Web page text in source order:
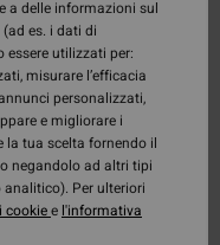
a delle informazioni sul
es. i dati di
essere utilizzati per:
misurare l’efficacia
personalizzati,
e migliorare i
la tua scelta fornendo il
negandolo ad altri tipi
Per ulteriori
cookiee l'informativa